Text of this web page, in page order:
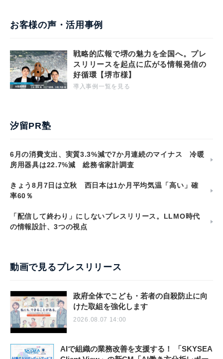
お客様の声・活用事例
戦略的広報で堺の魅力を全国へ。プレ
スリリースを起点に広がる情報発信の
好循環【堺市様】
導入事例一覧を見る
汐留PR塾
6月の消費支出、実質3.3%減で7か月連続のマイナス 冷暖
房用器具は22.7%減 総務省家計調査
きょう8月7日は立秋 西日本は1か月平均気温「高い」確
率60％
「配信して終わり」にしないプレスリリース。LLMO時代
の情報設計、3つの視点
動画で見るプレスリリース
政府全体でこども・若者の自殺防止に向
けた取組を強化します
2026.08.07 14:00
AIで組織の業務改善を支援する！ 「SKYSEA